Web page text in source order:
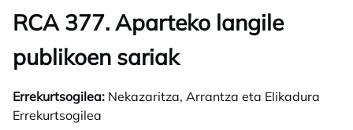
RCA 377. Aparteko langile
publikoen sariak
Errekurtsogilea: Nekazaritza, Arrantza eta Elikadura
Errekurtsogilea